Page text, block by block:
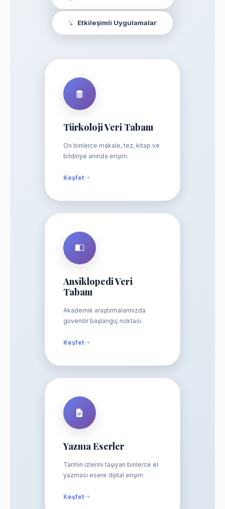
Etkileşimli Uygulamalar
Türkoloji Veri Tabanı
On binlerce makale, tez, kitap ve
bildiriye anında erişim.
Keşfet
Ansiklopedi Veri
Tabanı
Akademik araştırmalarınızda
güvenilir başlangıç noktası.
Keşfet
Yazma Eserler
Tarihin izlerini taşıyan binlerce el
yazması esere dijital erişim.
Keşfet